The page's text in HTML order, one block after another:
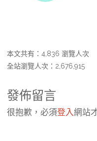
本文共有：4,836 瀏覽人次
全站瀏覽人次：2,676,915
發佈留言
很抱歉，必須登入網站